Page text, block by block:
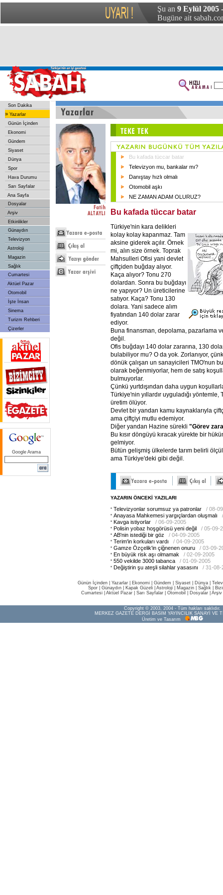
Şu an 9 Eylül 2005
Bugüne ait
Son Dakika
» Yazarlar
Günün İçinden
Ekonomi
Gündem
Siyaset
Dünya
Spor
Hava Durumu
Sarı Sayfalar
Ana Sayfa
Dosyalar
Arşiv
Etkinlikler
Günaydın
Televizyon
Astroloji
Magazin
Sağlık
Cumartesi
Aktüel Pazar
Otomobil
İşte İnsan
Sinema
Turizm Rehberi
Çizerler
Google Arama
Bu kafada tüccar batar
Televizyon mu, bankalar mı?
Danıştay hızlı olmalı
Otomobil aşkı
NE ZAMAN ADAM OLURUZ?
Bu kafada tüccar batar
Türkiye'nin kara delikleri
kolay kolay kapanmaz. Tam
aksine giderek açılır. Örnek
mi, alın size örnek. Toprak
Mahsulleri Ofisi yani devlet
çiftçiden buğday alıyor.
Kaça alıyor? Tonu 270
dolardan. Sonra bu buğdayı
ne yapıyor? Un üreticilerine
satıyor. Kaça? Tonu 130
dolara. Yani sadece alım
fiyatından 140 dolar zarar
ediyor.
Buna finansman, depolama, pazarlama
değil.
Ofis buğdayı 140 dolar zararına, 130
bulabiliyor mu? O da yok. Zorlanıyor,
dönük çalışan un sanayicileri TMO'nun
olarak beğenmiyorlar, hem de satış
bulmuyorlar.
Çünkü yurtdışından daha uygun
Türkiye'nin yıllardır uyguladığı yöntemle,
üretim ölüyor.
Devlet bir yandan kamu kaynaklarıyla
ama çiftçiyi mutlu edemiyor.
Diğer yandan Hazine sürekli "Görev
Bu kısır döngüyü kıracak yürekte bir
gelmiyor.
Bütün gelişmiş ülkelerde tarım belirli
ama Türkiye'deki gibi değil.
YAZARIN ÖNCEKİ YAZILARI
Televizyonlar sorumsuz ya patronlar
/ 08-
Anayasa Mahkemesi yargıçlardan oluşmalı
Kavga istiyorlar
/ 06-09-2005
Polisin yobaz hoşgörüsü yeni değil
/ 05-09-
AB'nin istediği bir göz
/ 04-09-2005
Terim'in korkuları vardı
/ 04-09-2005
Gamze Özçelik'in çiğnenen onuru
/ 03-09-
En büyük risk aşı olmamak
/ 02-09-2005
550 vekilde 3000 tabanca
/ 01-09-2005
Değiştirin şu ateşli silahlar yasasını
/ 31-08-
Günün İçinden Yazarlar Ekonomi Gündem Siyaset Dünya |
Spor
Günaydın Kapak Güzeli Astroloji Magazin Sağlık
Cumartesi| Aktüel Pazar| Sarı Sayfalar| Otomobil Dosyalar| Arşiv
Copyright © 2003, 2004 - Tüm hakları saklıdır.
MERKEZ GAZETE DERGİ BASIM YAYINCILIK SANAYİ VE
Üretim ve Tasarım